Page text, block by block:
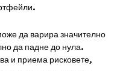
да варира значително
да падне до нула.
и приема рисковете,